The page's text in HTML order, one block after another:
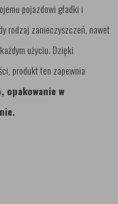
pojazdowi gładki i
rodzaj zanieczyszczeń, nawet
użyciu. Dzięki
produkt ten zapewnia
opakowanie w